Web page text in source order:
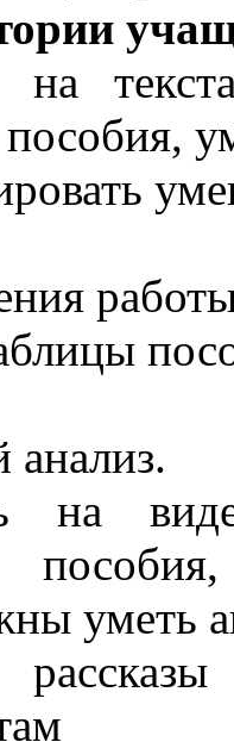
на
анализ.
на
пособия,
уметь